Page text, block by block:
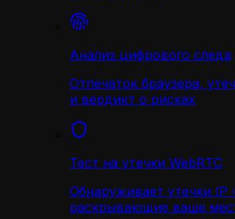
Анализ цифрового следа
Отпечаток браузера,
и вердикт о рисках
Тест на утечки WebRTC
Обнаруживает утечки IP
раскрывающие ваше